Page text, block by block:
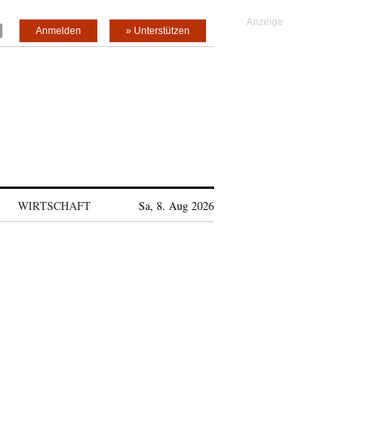
» Unterstützen
Anmelden
WIRTSCHAFT Sa, 8. Aug 2026